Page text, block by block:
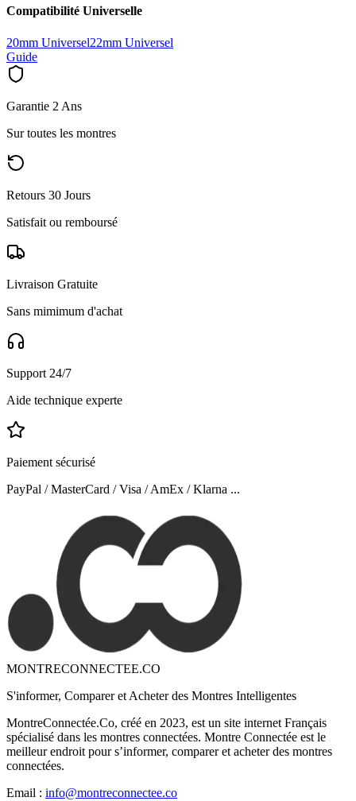
Compatibilité Universelle
20mm Universel22mm Universel
Guide
Garantie 2 Ans
Sur toutes les montres
Retours 30 Jours
Satisfait ou remboursé
Livraison Gratuite
Sans mimimum d'achat
Support 24/7
Aide technique experte
Paiement sécurisé
PayPal / MasterCard / Visa / AmEx / Klarna ...
MONTRECONNECTEE.CO
S'informer, Comparer et Acheter des Montres Intelligentes
MontreConnectée.Co, créé en 2023, est un site internet Français
spécialisé dans les montres connectées. Montre Connectée est le
meilleur endroit pour s’informer, comparer et acheter des montres
connectées.
Email : info@montreconnectee.co